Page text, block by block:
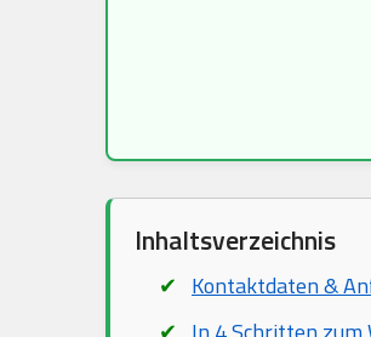
Inhaltsverzeichnis
Kontaktdaten &